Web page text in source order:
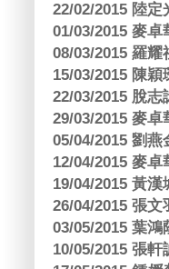
22/02/2015 陸
01/03/2015 麥
08/03/2015 羅
15/03/2015 陳
22/03/2015 脫
29/03/2015 麥
05/04/2015 劉
12/04/2015 麥
19/04/2015 黃
26/04/2015 張
03/05/2015 葉
10/05/2015 張